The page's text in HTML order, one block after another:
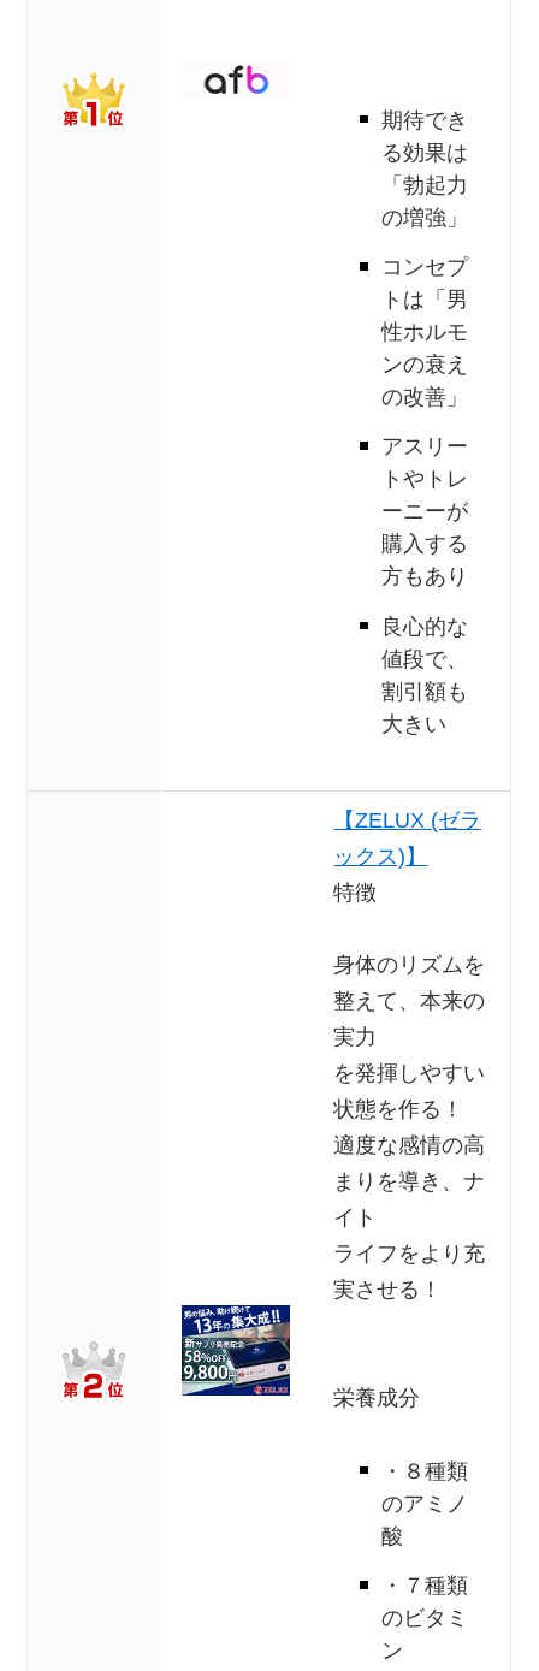
期待でき
る効果は
「勃起力
の増強」
コンセプ
トは「男
性ホルモ
ンの衰え
の改善」
アスリー
トやトレ
ーニーが
購入する
方もあり
良心的な
値段で、
割引額も
大きい
【ZELUX (ゼラ
ックス)】
特徴
身体のリズムを
整えて、本来の
実力
を発揮しやすい
状態を作る！
適度な感情の高
まりを導き、ナ
イト
ライフをより充
実させる！
栄養成分
・８種類
のアミノ
酸
・７種類
のビタミ
ン